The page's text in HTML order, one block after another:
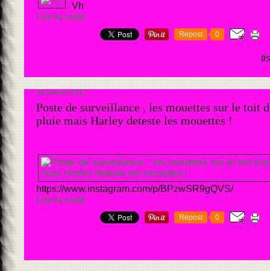
Vh
Lire la suite
Repost 0
28 janvier 2017
Poste de surveillance , les mouettes sur le toit
pluie mais Harley deteste les mouettes !
https://www.instagram.com/p/BPzwSR9gQVS/
Lire la suite
Repost 0